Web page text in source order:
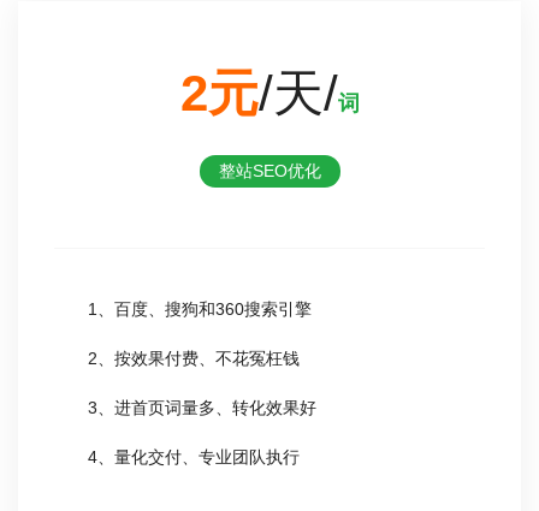
2元/天/词
整站SEO优化
1、百度、搜狗和360搜索引擎
2、按效果付费、不花冤枉钱
3、进首页词量多、转化效果好
4、量化交付、专业团队执行